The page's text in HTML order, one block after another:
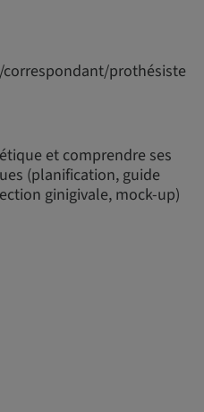
prothésiste
et comprendre ses
(planification, guide
ginigivale, mock-up)